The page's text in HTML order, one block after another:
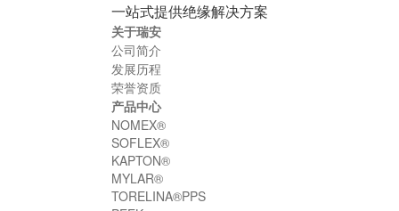
一站式提供绝缘解决方案
关于瑞安
公司简介
发展历程
荣誉资质
产品中心
NOMEX®
SOFLEX®
KAPTON®
MYLAR®
TORELINA®PPS